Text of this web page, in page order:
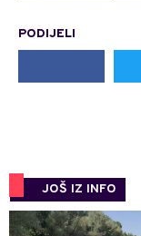
PODIJELI
JOŠ IZ INFO